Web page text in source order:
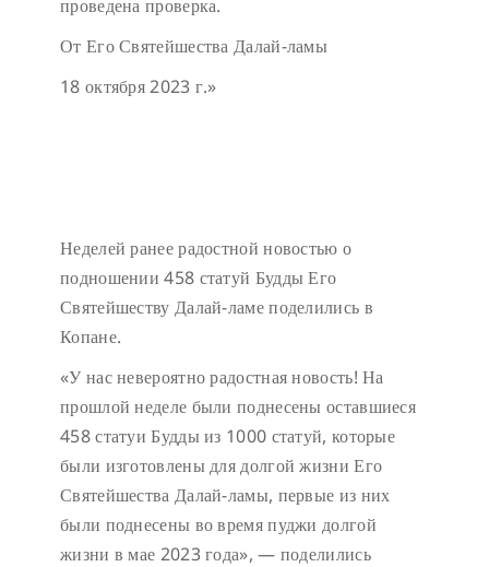
проведена проверка.
От Его Святейшества Далай-ламы
18 октября 2023 г.»
Неделей ранее радостной новостью о
подношении 458 статуй Будды Его
Святейшеству Далай-ламе поделились в
Копане.
«У нас невероятно радостная новость! На
прошлой неделе были поднесены оставшиеся
458 статуи Будды из 1000 статуй, которые
были изготовлены для долгой жизни Его
Святейшества Далай-ламы, первые из них
были поднесены во время пуджи долгой
жизни в мае 2023 года», — поделились